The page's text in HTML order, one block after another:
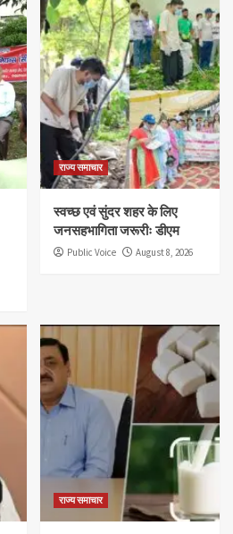
राज्य समाचार
स्वच्छ एवं सुंदर शहर के लिए
जनसहभागिता जरूरीः डीएम
Public Voice August 8, 2026
राज्य समाचार